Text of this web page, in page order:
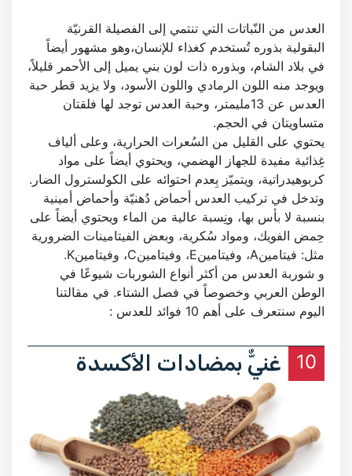
العدس من النّباتات التي تنتمي إلى الفصيلة القرنيّة
البقولية بذوره تُستخدم كغذاء للإنسان،وهو مشهور أيضاً
في بلاد الشام، وبذوره ذات لون بني يميل إلى الأحمر قليلاً،
ويوجد منه اللون الرمادي واللون الأسود، ولا يزيد قطر حبة
العدس عن 13مليمتر، وحبة العدس توجد لها فلقتان
متساويتان في الحجم.
يحتوي على القليل من السُعرات الحرارية، وعلى ألياف
غِذائية مفيدة للجهاز الهضمي، ويحتوي أيضاً على مواد
كربوهيدراتية، ويتميّز بِعدم احتوائه على الكولسترول الضار.
وتدخل في تركيب العدس أحماض دُهنيّة وأحماض أمينية
بنسبة لا بأس بها، ونِسبة عالية من الماء ويحتوي أيضاً على
حِمض الفويك، ومواد سُكرية، وبعض الفيتامينات الضرورية
مثل: فيتامينA، وفيتامينE، وفيتامينC، وفيتامينK.
و شوربة العدس من أكثر أنواع الشوربات شيوعًا في
الوطن العربي وخصوصاً في فصل الشتاء. في مقالتنا
اليوم سنتعرف على أهم 10 فوائد للعدس :
10 غنيٌّ بمضادات الأكسدة